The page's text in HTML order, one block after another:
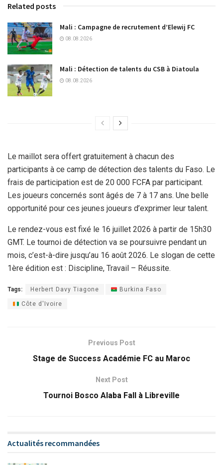
Related posts
Mali : Campagne de recrutement d’Elewij FC
08.08.2026
Mali : Détection de talents du CSB à Diatoula
08.08.2026
Le maillot sera offert gratuitement à chacun des
participants à ce camp de détection des talents du Faso. Le
frais de participation est de 20 000 FCFA par participant.
Les joueurs concernés sont âgés de 7 à 17 ans. Une belle
opportunité pour ces jeunes joueurs d’exprimer leur talent.
Le rendez-vous est fixé le 16 juillet 2026 à partir de 15h30
GMT. Le tournoi de détection va se poursuivre pendant un
mois, c’est-à-dire jusqu’au 16 août 2026. Le slogan de cette
1ère édition est : Discipline, Travail – Réussite.
Tags: Herbert Davy Tiagone Burkina Faso
Côte d'Ivoire
Previous Post
Stage de Success Académie FC au Maroc
Next Post
Tournoi Bosco Alaba Fall à Libreville
Actualités recommandées